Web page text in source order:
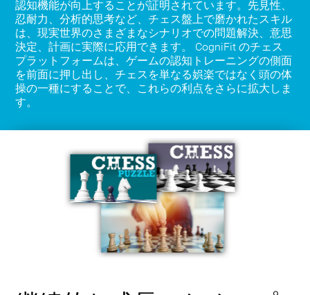
認知機能が向上することが証明されています。先見性、
忍耐力、分析的思考など、チェス盤上で磨かれたスキル
は、現実世界のさまざまなシナリオでの問題解決、意思
決定、計画に実際に応用できます。 CogniFit のチェス
プラットフォームは、ゲームの認知トレーニングの側面
を前面に押し出し、チェスを単なる娯楽ではなく頭の体
操の一種にすることで、これらの利点をさらに拡大しま
す。